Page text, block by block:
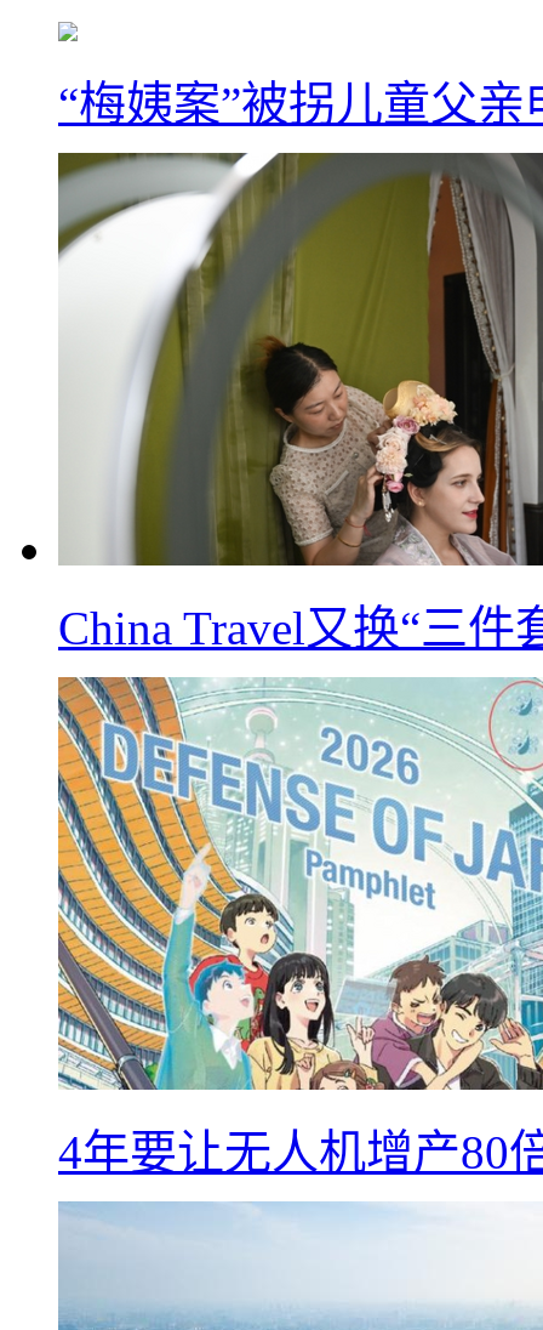
“梅姨案”被拐儿童父
China Travel又换“三
4年要让无人机增产80